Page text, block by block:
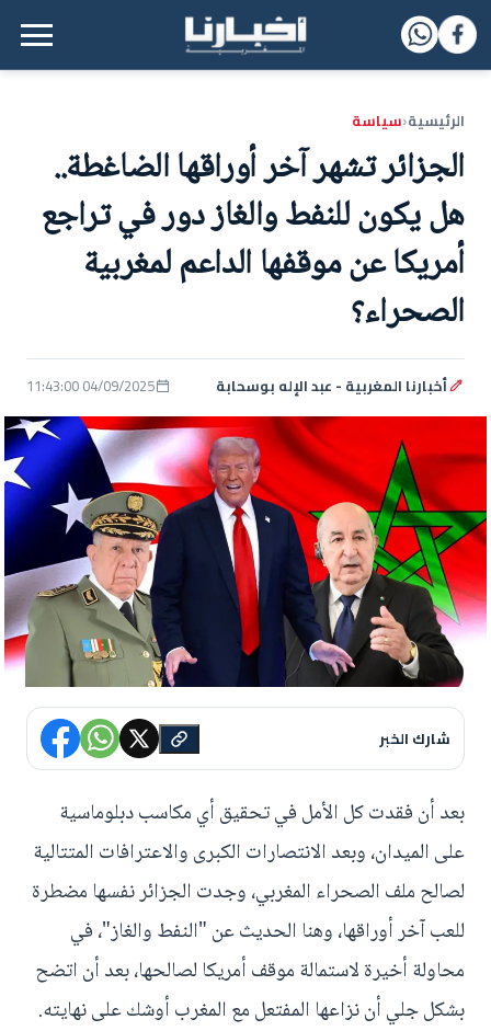
القائمة الرئيسية
الرئيسية‹سياسة
الجزائر تشهر آخر أوراقها الضاغطة..
هل يكون للنفط والغاز دور في تراجع
أمريكا عن موقفها الداعم لمغربية
الصحراء؟
أخبارنا المغربية - عبد الإله بوسحابة 04/09/2025 11:43:00
شارك الخبر
بعد أن فقدت كل الأمل في تحقيق أي مكاسب دبلوماسية
على الميدان، وبعد الانتصارات الكبرى والاعترافات المتتالية
لصالح ملف الصحراء المغربي، وجدت الجزائر نفسها مضطرة
للعب آخر أوراقها، وهنا الحديث عن "النفط والغاز"، في
محاولة أخيرة لاستمالة موقف أمريكا لصالحها، بعد أن اتضح
بشكل جلي أن نزاعها المفتعل مع المغرب أوشك على نهايته.